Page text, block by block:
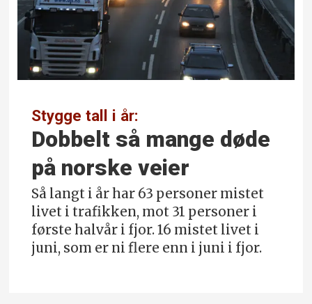
Stygge tall i år:
Dobbelt så mange døde
på norske veier
Så langt i år har 63 personer mistet
livet i trafikken, mot 31 personer i
første halvår i fjor. 16 mistet livet i
juni, som er ni flere enn i juni i fjor.